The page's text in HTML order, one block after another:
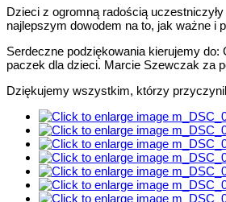
Dzieci z ogromną radością
najlepszym dowodem na to, jak ważne i
Serdeczne podziękowania kierujemy
paczek dla dzieci. Marcie Szewczak za
Dziękujemy wszystkim, którzy